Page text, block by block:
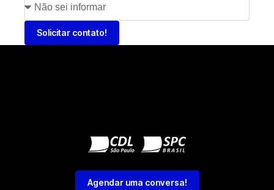
Solicitar contato!
Agendar uma conversa!